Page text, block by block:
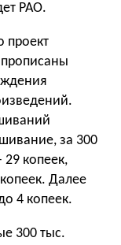
РАО.
проект
прописаны
за 300
копеек,
Далее
4 копеек.
300 тыс.